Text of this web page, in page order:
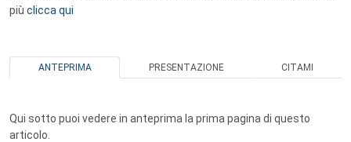
più clicca qui
ANTEPRIMA PRESENTAZIONE CITAMI
Qui sotto puoi vedere in anteprima la prima pagina di questo
articolo.